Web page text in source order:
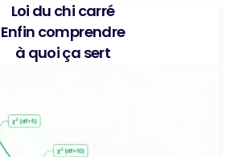
Loi du chi carré
Enfin comprendre
à quoi ça sert